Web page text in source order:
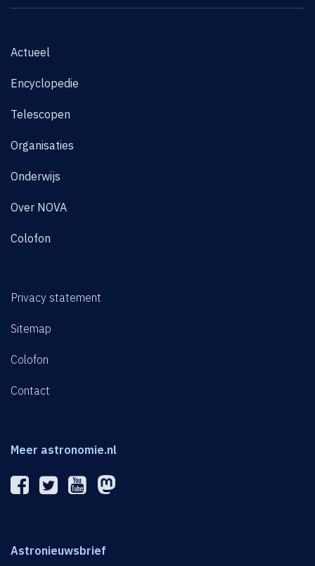
Actueel
Encyclopedie
Telescopen
Organisaties
Onderwijs
Over NOVA
Colofon
Privacy statement
Sitemap
Colofon
Contact
Meer astronomie.nl
Astronieuwsbrief